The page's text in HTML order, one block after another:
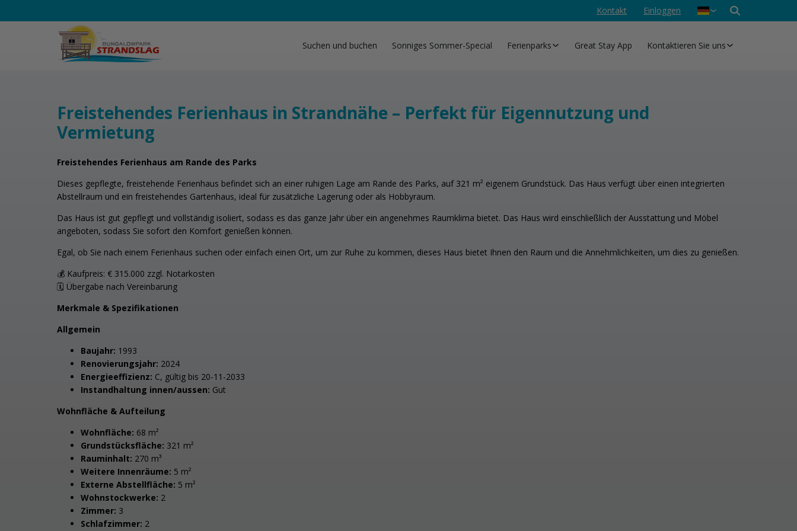
Kontakt Einloggen
Nederlands
Suchen und buchen
Sonniges Sommer-Special Ferienparks Great Stay App Kontaktieren Sie uns
Freistehendes Ferienhaus in Strandnähe – Perfekt für Eigennutzung und
Vermietung
Freistehendes Ferienhaus am Rande des Parks
Dieses gepflegte, freistehende Ferienhaus befindet sich an einer ruhigen Lage am Rande des Parks, auf 321 m² eigenem Grundstück. Das Haus verfügt über einen integrierten
Abstellraum und ein freistehendes Gartenhaus, ideal für zusätzliche Lagerung oder als Hobbyraum.
Das Haus ist gut gepflegt und vollständig isoliert, sodass es das ganze Jahr über ein angenehmes Raumklima bietet. Das Haus wird einschließlich der Ausstattung und Möbel
angeboten, sodass Sie sofort den Komfort genießen können.
Egal, ob Sie nach einem Ferienhaus suchen oder einfach einen Ort, um zur Ruhe zu kommen, dieses Haus bietet Ihnen den Raum und die Annehmlichkeiten, um dies zu genießen.
💰 Kaufpreis: € 315.000 zzgl. Notarkosten
🗓 Übergabe nach Vereinbarung
Merkmale & Spezifikationen
Allgemein
Baujahr: 1993
Renovierungsjahr: 2024
Energieeffizienz: C, gültig bis 20-11-2033
Instandhaltung innen/aussen: Gut
Wohnfläche & Aufteilung
Wohnfläche: 68 m²
Grundstücksfläche: 321 m²
Rauminhalt: 270 m³
Weitere Innenräume: 5 m²
Externe Abstellfläche: 5 m²
Wohnstockwerke: 2
Zimmer: 3
Schlafzimmer: 2